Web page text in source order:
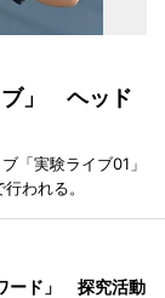
ブ」 ヘッド
「実験ライブ01」
われる。
ード」 探究活動